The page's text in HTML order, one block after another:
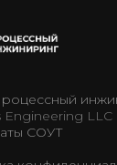
Engineering LLC
СОУТ